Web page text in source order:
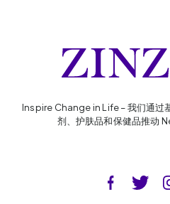
Inspire Change in Life – 我们通过
剂、护肤品和保健品推动